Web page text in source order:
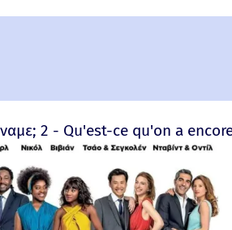
2 - Qu'est-ce qu'on a